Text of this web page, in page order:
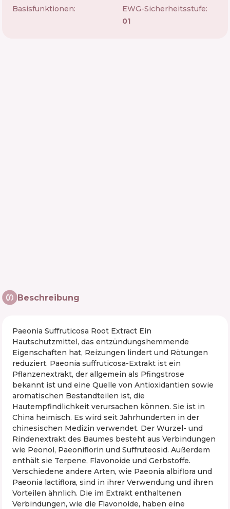
Basisfunktionen:
EWG-Sicherheitsstufe:
01
Beschreibung
Paeonia Suffruticosa Root Extract Ein
Hautschutzmittel, das entzündungshemmende
Eigenschaften hat, Reizungen lindert und Rötungen
reduziert. Paeonia suffruticosa-Extrakt ist ein
Pflanzenextrakt, der allgemein als Pfingstrose
bekannt ist und eine Quelle von Antioxidantien sowie
aromatischen Bestandteilen ist, die
Hautempfindlichkeit verursachen können. Sie ist in
China heimisch. Es wird seit Jahrhunderten in der
chinesischen Medizin verwendet. Der Wurzel- und
Rindenextrakt des Baumes besteht aus Verbindungen
wie Peonol, Paeoniflorin und Suffruteosid. Außerdem
enthält sie Terpene, Flavonoide und Gerbstoffe.
Verschiedene andere Arten, wie Paeonia albiflora und
Paeonia lactiflora, sind in ihrer Verwendung und ihren
Vorteilen ähnlich. Die im Extrakt enthaltenen
Verbindungen, wie die Flavonoide, haben eine